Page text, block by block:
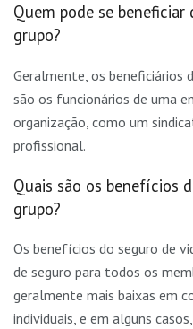
Quem pode se
grupo?
Geralmente, os beneficiários
são os funcionários de uma
organização, como um
profissional.
Quais são os benefícios
grupo?
Os benefícios do seguro de
de seguro para todos os
geralmente mais baixas em
individuais, e em alguns